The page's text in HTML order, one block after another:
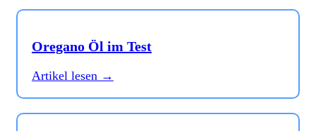
Oregano Öl im Test
Artikel lesen →